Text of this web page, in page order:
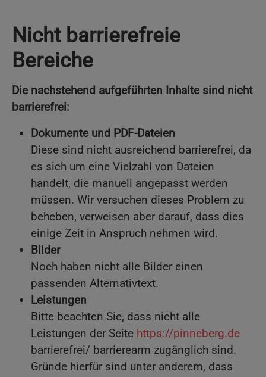
Nicht barrierefreie
Bereiche
Die nachstehend aufgeführten Inhalte sind nicht
barrierefrei:
Dokumente und PDF-Dateien
Diese sind nicht ausreichend barrierefrei, da
es sich um eine Vielzahl von Dateien
handelt, die manuell angepasst werden
müssen. Wir versuchen dieses Problem zu
beheben, verweisen aber darauf, dass dies
einige Zeit in Anspruch nehmen wird.
Bilder
Noch haben nicht alle Bilder einen
passenden Alternativtext.
Leistungen
Bitte beachten Sie, dass nicht alle
Leistungen der Seite https://pinneberg.de
barrierefrei/ barrierearm zugänglich sind.
Gründe hierfür sind unter anderem, dass